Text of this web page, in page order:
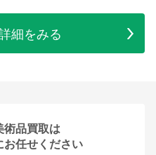
細をみる
術品買取は
お任せください